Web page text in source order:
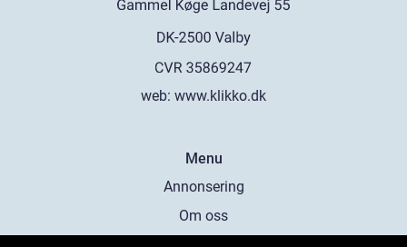
web: www.klikko.dk
Menu
Annonsering
Om oss